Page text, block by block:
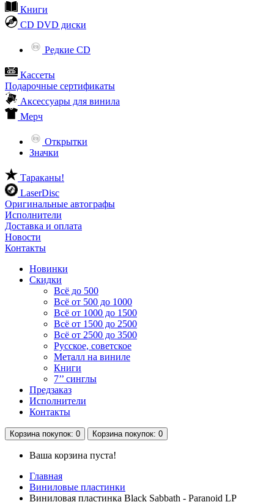
Книги
CD DVD диски
Редкие CD
Кассеты
Подарочные сертификаты
Аксессуары для винила
Мерч
Открытки
Значки
Тараканы!
LaserDisc
Оригинальные автографы
Исполнители
Доставка и оплата
Новости
Контакты
Новинки
Скидки
Всё до 500
Всё от 500 до 1000
Всё от 1000 до 1500
Всё от 1500 до 2500
Всё от 2500 до 3500
Русское, советское
Металл на виниле
Книги
7’’ синглы
Предзаказ
Исполнители
Контакты
Корзина покупок: 0 Корзина покупок: 0
Ваша корзина пуста!
Главная
Виниловые пластинки
Виниловая пластинка Black Sabbath - Paranoid LP